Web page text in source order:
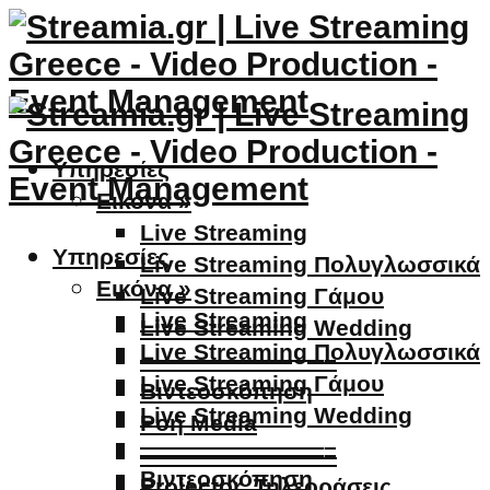
Υπηρεσίες
Εικόνα »
Live Streaming
Live Streaming Πολυγλωσσικά
Live Streaming Γάμου
Live Streaming Wedding
————————–
Βιντεοσκόπηση
Ροή Media
————————–
Υπηρεσίες
Εικόνα »
Live Streaming
Live Streaming Πολυγλωσσικά
Live Streaming Γάμου
Live Streaming Wedding
————————–
Βιντεοσκόπηση